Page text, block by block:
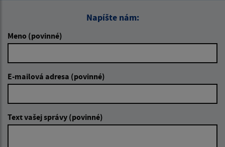
Napíšte nám:
Meno (povinné)
E-mailová adresa (povinné)
Text vašej správy (povinné)